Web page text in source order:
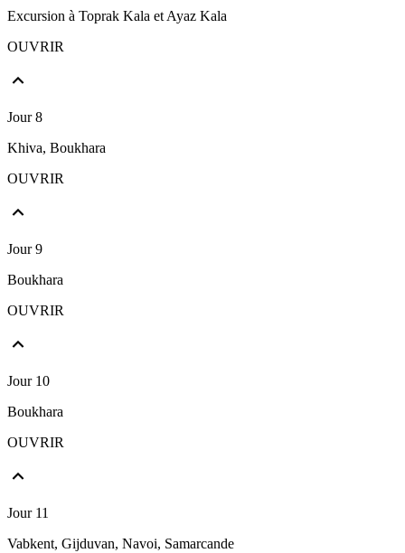
Excursion à Toprak Kala et Ayaz Kala
OUVRIR
Jour 8
Khiva, Boukhara
OUVRIR
Jour 9
Boukhara
OUVRIR
Jour 10
Boukhara
OUVRIR
Jour 11
Vabkent, Gijduvan, Navoi, Samarcande